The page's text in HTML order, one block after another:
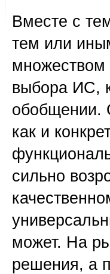
Вместе с
тем или
множеством
выбора ИС,
обобщении.
как и
сильно
может. На
решения, а